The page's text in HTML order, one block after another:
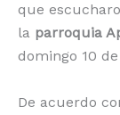
que
la parroquia
domingo 10
De acuerdo